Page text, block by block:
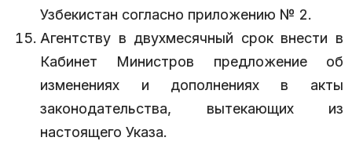
Узбекистан согласно приложению № 2.
Агентству в двухмесячный срок внести в
Кабинет Министров предложение об
изменениях и дополнениях в акты
законодательства, вытекающих из
настоящего Указа.